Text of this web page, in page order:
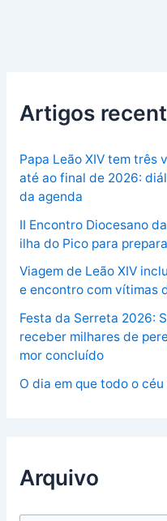
Artigos
Papa Leão XIV tem três
até ao final de 2026:
da agenda
II Encontro Diocesano
ilha do Pico para
Viagem de Leão XIV
e encontro com vítimas
Festa da Serreta 2026:
receber milhares de
mor concluído
O dia em que todo o
Arquivo